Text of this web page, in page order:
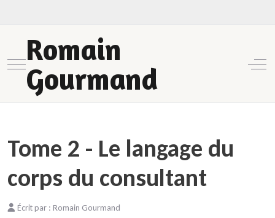
Mobile Menu Toggle
Romain
Gourmand
Off-
Tome 2 - Le langage du
corps du consultant
Écrit par : Romain Gourmand